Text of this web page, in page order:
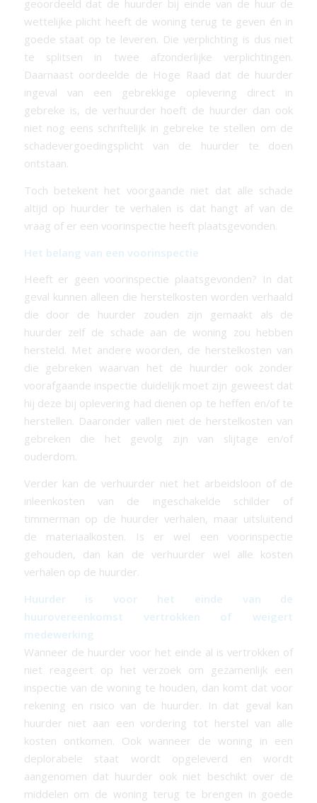
geoordeeld dat de huurder bij einde van de huur de
wettelijke plicht heeft de woning terug te geven én in
goede staat op te leveren. Die verplichting is dus niet
te splitsen in twee afzonderlijke verplichtingen.
Daarnaast oordeelde de Hoge Raad dat de huurder
ingeval van een gebrekkige oplevering direct in
gebreke is, de verhuurder hoeft de huurder dan ook
niet nog eens schriftelijk in gebreke te stellen om de
schadevergoedingsplicht van de huurder te doen
ontstaan.
Toch betekent het voorgaande niet dat alle schade
altijd op huurder te verhalen is dat hangt af van de
vraag of er een voorinspectie heeft plaatsgevonden.
Het belang van een voorinspectie
Heeft er geen voorinspectie plaatsgevonden? In dat
geval kunnen alleen die herstelkosten worden verhaald
die door de huurder zouden zijn gemaakt als de
huurder zelf de schade aan de woning zou hebben
hersteld. Met andere woorden, de herstelkosten van
die gebreken waarvan het de huurder ook zonder
voorafgaande inspectie duidelijk moet zijn geweest dat
hij deze bij oplevering had dienen op te heffen en/of te
herstellen. Daaronder vallen niet de herstelkosten van
gebreken die het gevolg zijn van slijtage en/of
ouderdom.
Verder kan de verhuurder niet het arbeidsloon of de
inleenkosten van de ingeschakelde schilder of
timmerman op de huurder verhalen, maar uitsluitend
de materiaalkosten. Is er wel een voorinspectie
gehouden, dan kan de verhuurder wel alle kosten
verhalen op de huurder.
Huurder is voor het einde van de
huurovereenkomst vertrokken of weigert
medewerking
Wanneer de huurder voor het einde al is vertrokken of
niet reageert op het verzoek om gezamenlijk een
inspectie van de woning te houden, dan komt dat voor
rekening en risico van de huurder. In dat geval kan
huurder niet aan een vordering tot herstel van alle
kosten ontkomen. Ook wanneer de woning in een
deplorabele staat wordt opgeleverd en wordt
aangenomen dat huurder ook niet beschikt over de
middelen om de woning terug te brengen in goede